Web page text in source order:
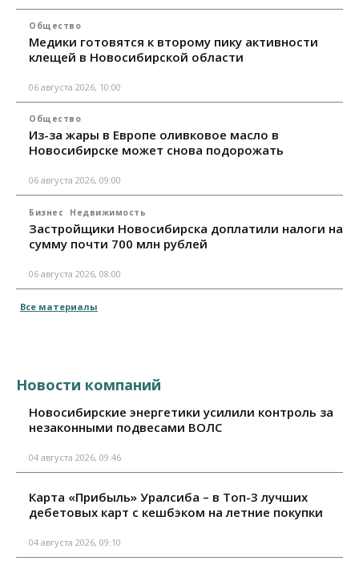
Общество
Медики готовятся к второму пику активности
клещей в Новосибирской области
06 августа 2026, 10:00
Общество
Из-за жары в Европе оливковое масло в
Новосибирске может снова подорожать
06 августа 2026, 09:00
Бизнес Недвижимость
Застройщики Новосибирска доплатили налоги на
сумму почти 700 млн рублей
06 августа 2026, 08:00
Все материалы
Новости компаний
Новосибирские энергетики усилили контроль за
незаконными подвесами ВОЛС
04 августа 2026, 09:46
Карта «Прибыль» Уралсиба – в Топ-3 лучших
дебетовых карт с кешбэком на летние покупки
04 августа 2026, 09:10